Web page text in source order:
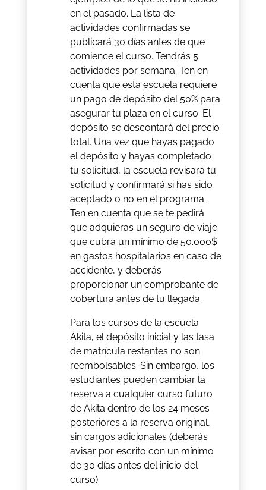
en el pasado. La lista de
actividades confirmadas se
publicará 30 días antes de que
comience el curso. Tendrás 5
actividades por semana. Ten en
cuenta que esta escuela requiere
un pago de depósito del 50% para
asegurar tu plaza en el curso. El
depósito se descontará del precio
total. Una vez que hayas pagado
el depósito y hayas completado
tu solicitud, la escuela revisará tu
solicitud y confirmará si has sido
aceptado o no en el programa.
Ten en cuenta que se te pedirá
que adquieras un seguro de viaje
que cubra un mínimo de 50.000$
en gastos hospitalarios en caso de
accidente, y deberás
proporcionar un comprobante de
cobertura antes de tu llegada.
Para los cursos de la escuela
Akita, el depósito inicial y las tasa
de matrícula restantes no son
reembolsables. Sin embargo, los
estudiantes pueden cambiar la
reserva a cualquier curso futuro
de Akita dentro de los 24 meses
posteriores a la reserva original,
sin cargos adicionales (deberás
avisar por escrito con un mínimo
de 30 días antes del inicio del
curso).